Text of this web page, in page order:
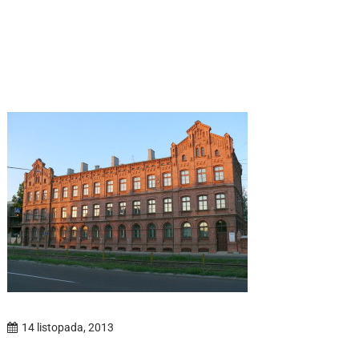
14 listopada, 2013